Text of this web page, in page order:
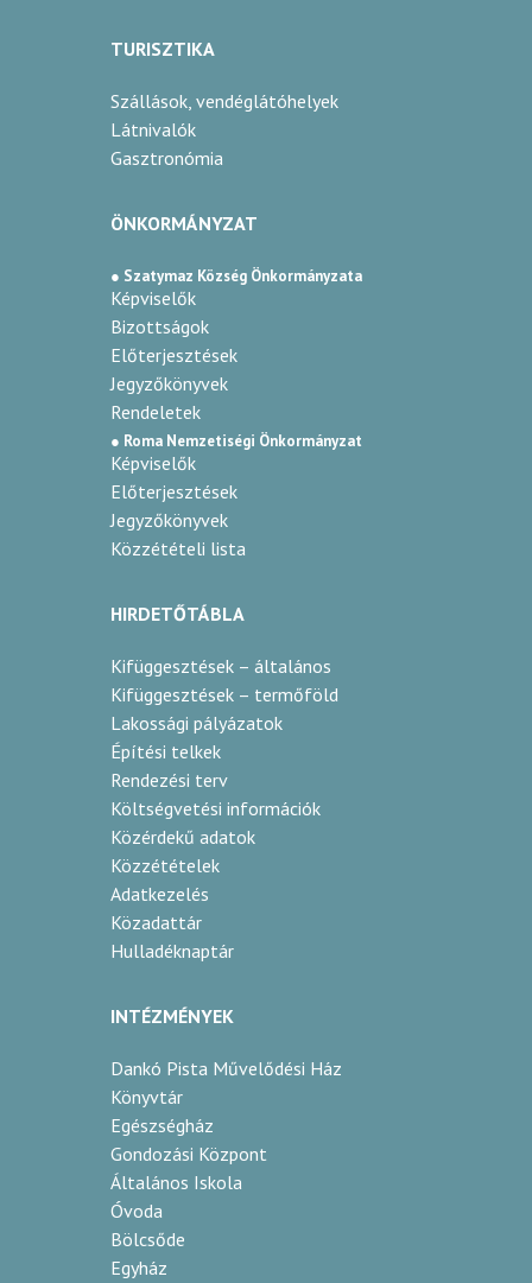
TURISZTIKA
Szállások, vendéglátóhelyek
Látnivalók
Gasztronómia
ÖNKORMÁNYZAT
● Szatymaz Község Önkormányzata
Képviselők
Bizottságok
Előterjesztések
Jegyzőkönyvek
Rendeletek
● Roma Nemzetiségi Önkormányzat
Képviselők
Előterjesztések
Jegyzőkönyvek
Közzétételi lista
HIRDETŐTÁBLA
Kifüggesztések – általános
Kifüggesztések – termőföld
Lakossági pályázatok
Építési telkek
Rendezési terv
Költségvetési információk
Közérdekű adatok
Közzétételek
Adatkezelés
Közadattár
Hulladéknaptár
INTÉZMÉNYEK
Dankó Pista Művelődési Ház
Könyvtár
Egészségház
Gondozási Központ
Általános Iskola
Óvoda
Bölcsőde
Egyház